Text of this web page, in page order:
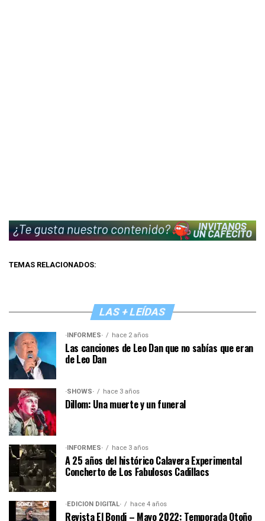
TEMAS RELACIONADOS:
LAS + LEÍDAS
·INFORMES· hace 2 años
Las canciones de Leo Dan que no sabías que eran
de Leo Dan
·SHOWS· hace 3 años
Dillom: Una muerte y un funeral
·INFORMES· hace 3 años
A 25 años del histórico Calavera Experimental
Concherto de Los Fabulosos Cadillacs
·EDICIÓN DIGITAL· hace 4 años
Revista El Bondi – Mayo 2022: Temporada Otoño